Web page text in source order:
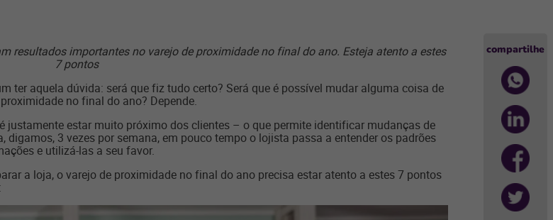
resultados importantes no varejo de proximidade no final do ano. Esteja atento a estes
7 pontos
ter aquela dúvida: será que fiz tudo certo? Será que é possível mudar alguma coisa de
no final do ano? Depende.
justamente estar muito próximo dos clientes – o que permite identificar mudanças de
3 vezes por semana, em pouco tempo o lojista passa a entender os padrões
e utilizá-las a seu favor.
a loja, o varejo de proximidade no final do ano precisa estar atento a estes 7 pontos
compartilhe